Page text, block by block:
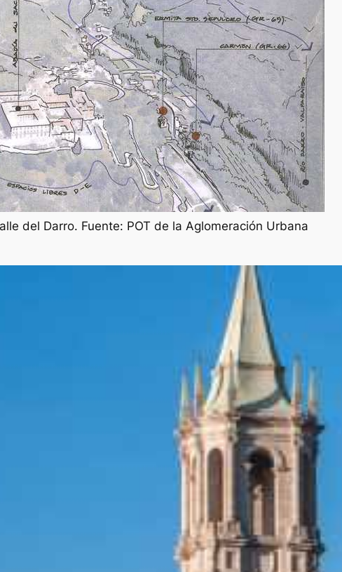
del Darro. Fuente: POT de la Aglomeración Urbana